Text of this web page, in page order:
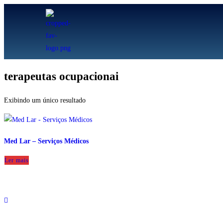
terapeutas ocupacionai
Exibindo um único resultado
Med Lar – Serviços Médicos
Ler mais